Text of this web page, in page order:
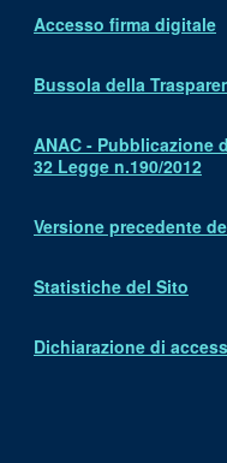
Accesso firma digitale
Bussola della
ANAC - Pubblicazione
32 Legge n.190/2012
Versione precedente
Statistiche del Sito
Dichiarazione di